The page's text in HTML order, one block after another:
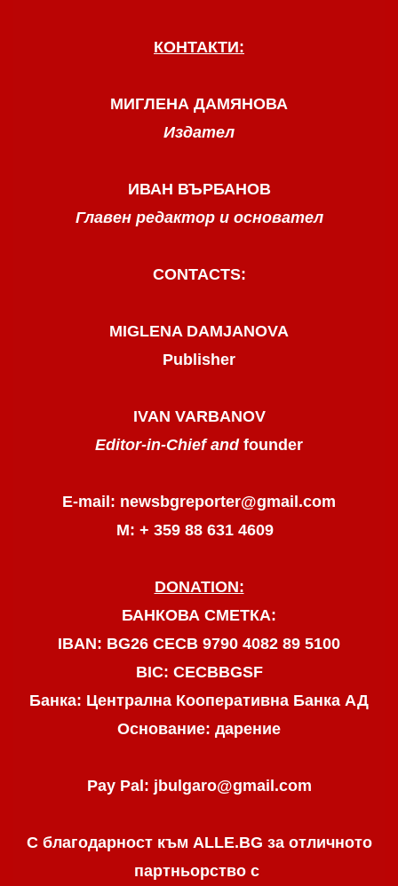
КОНТАКТИ:
МИГЛЕНА ДАМЯНОВА
Издател
ИВАН ВЪРБАНОВ
Главен редактор и основател
CONTACTS:
MIGLENA DAMJANOVA
Publisher
IVAN VARBANOV
Editor-in-Chief and founder
E-mail: newsbgreporter@gmail.com
М: + 359 88 631 4609
DONATION:
БАНКОВА СМЕТКА:
IBAN: BG26 CECB 9790 4082 89 5100
BIC: CECBBGSF
Банка: Централна Кооперативна Банка АД
Основание: дарение
Pay Pal: jbulgaro@gmail.com
С благодарност към ALLE.BG за отличното
партньорство с